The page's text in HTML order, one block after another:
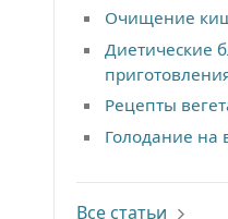
Очищение
Диетические
Рецепты
Голодание на
Все статьи